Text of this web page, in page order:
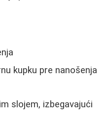
kupku pre nanošenja
slojem, izbegavajući